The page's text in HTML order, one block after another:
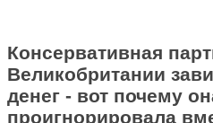
Консервативная
Великобритании
денег - вот почему
проигнорировала